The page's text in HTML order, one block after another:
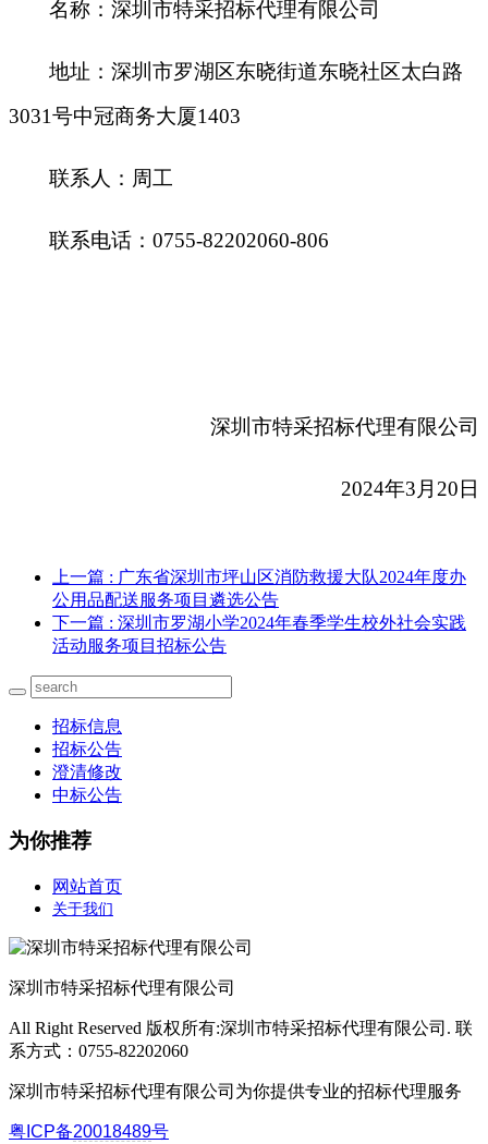
名称：深圳市特采招标代理有限公司
地址：深圳市罗湖区东晓街道东晓社区太白路
3031号中冠商务大厦1403
联系人：周工
联系电话： 0755-82202060-806
深圳市特采招标代理有限公司
2024年3月20日
上一篇 : 广东省深圳市坪山区消防救援大队2024年度办
公用品配送服务项目遴选公告
下一篇 : 深圳市罗湖小学2024年春季学生校外社会实践
活动服务项目招标公告
招标信息
招标公告
澄清修改
中标公告
为你推荐
网站首页
关于我们
深圳市特采招标代理有限公司
All Right Reserved 版权所有:深圳市特采招标代理有限公司. 联
系方式：0755-82202060
深圳市特采招标代理有限公司为你提供专业的招标代理服务
粤ICP备20018489号